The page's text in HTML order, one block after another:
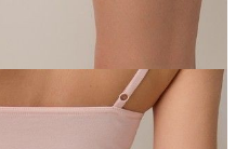
1992, r.90/XS, sakura
1992, r.90/XS, sakura